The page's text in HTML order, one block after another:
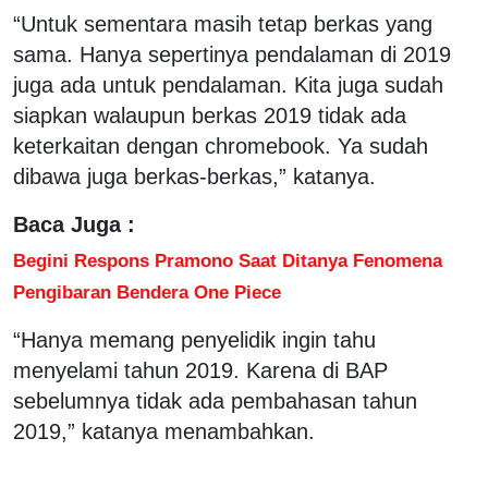
“Untuk sementara masih tetap berkas yang
sama. Hanya sepertinya pendalaman di 2019
juga ada untuk pendalaman. Kita juga sudah
siapkan walaupun berkas 2019 tidak ada
keterkaitan dengan chromebook. Ya sudah
dibawa juga berkas-berkas,” katanya.
Baca Juga :
Begini Respons Pramono Saat Ditanya Fenomena
Pengibaran Bendera One Piece
“Hanya memang penyelidik ingin tahu
menyelami tahun 2019. Karena di BAP
sebelumnya tidak ada pembahasan tahun
2019,” katanya menambahkan.